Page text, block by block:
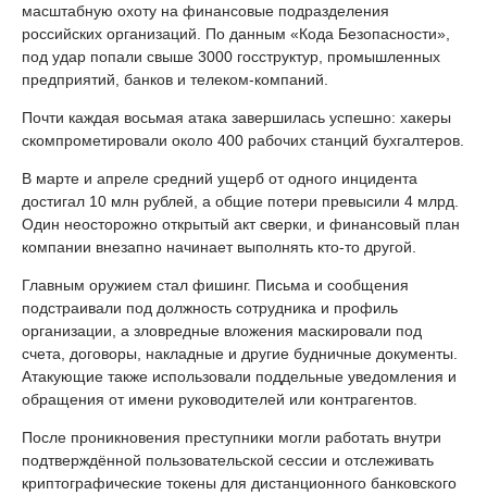
масштабную охоту на финансовые подразделения
российских организаций. По данным «Кода Безопасности»,
под удар попали свыше 3000 госструктур, промышленных
предприятий, банков и телеком-компаний.
Почти каждая восьмая атака завершилась успешно: хакеры
скомпрометировали около 400 рабочих станций бухгалтеров.
В марте и апреле средний ущерб от одного инцидента
достигал 10 млн рублей, а общие потери превысили 4 млрд.
Один неосторожно открытый акт сверки, и финансовый план
компании внезапно начинает выполнять кто-то другой.
Главным оружием стал фишинг. Письма и сообщения
подстраивали под должность сотрудника и профиль
организации, а зловредные вложения маскировали под
счета, договоры, накладные и другие будничные документы.
Атакующие также использовали поддельные уведомления и
обращения от имени руководителей или контрагентов.
После проникновения преступники могли работать внутри
подтверждённой пользовательской сессии и отслеживать
криптографические токены для дистанционного банковского